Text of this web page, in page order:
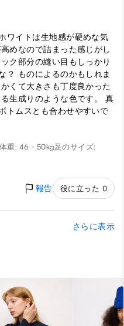
ワイトは生地感が硬めな気
めなので詰まった感じがし
ク部分の縫い目もしっかり
？ ものによるのかもしれま
くて大きさも丁度良かった
生成りのような色です。 真
トムスとも合わせやすいで
体重: 46 - 50kg足のサイズ:
報告 役に立った 0
さらに表示